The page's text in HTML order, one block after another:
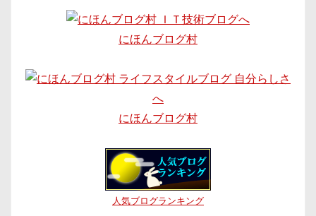
にほんブログ村
にほんブログ村
人気ブログランキング